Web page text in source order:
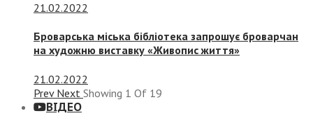
21.02.2022
Броварська міська бібліотека запрошує броварчан
на художню виставку «Живопис життя»
21.02.2022
Prev Next Showing 1 Of 19
ВІДЕО